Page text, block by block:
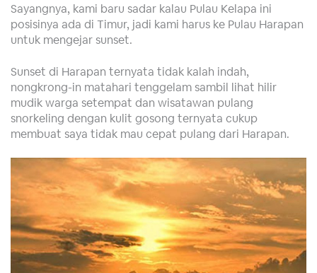
Sayangnya, kami baru sadar kalau Pulau Kelapa ini
posisinya ada di Timur, jadi kami harus ke Pulau Harapan
untuk mengejar sunset.
Sunset di Harapan ternyata tidak kalah indah,
nongkrong-in matahari tenggelam sambil lihat hilir
mudik warga setempat dan wisatawan pulang
snorkeling dengan kulit gosong ternyata cukup
membuat saya tidak mau cepat pulang dari Harapan.